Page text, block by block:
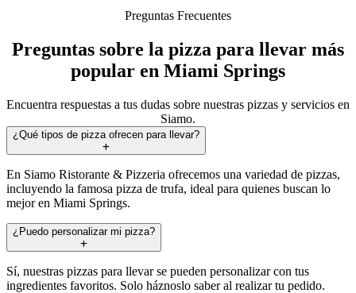
Preguntas Frecuentes
Preguntas sobre la pizza para llevar más
popular en Miami Springs
Encuentra respuestas a tus dudas sobre nuestras pizzas y servicios en
Siamo.
¿Qué tipos de pizza ofrecen para llevar?
En Siamo Ristorante & Pizzeria ofrecemos una variedad de pizzas,
incluyendo la famosa pizza de trufa, ideal para quienes buscan lo
mejor en Miami Springs.
¿Puedo personalizar mi pizza?
Sí, nuestras pizzas para llevar se pueden personalizar con tus
ingredientes favoritos. Solo háznoslo saber al realizar tu pedido.